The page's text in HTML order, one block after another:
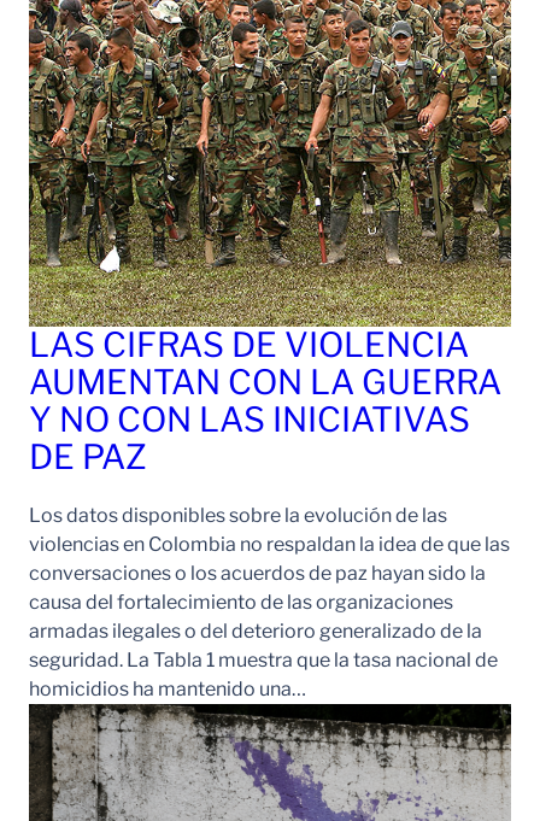
LAS CIFRAS DE VIOLENCIA
AUMENTAN CON LA GUERRA
Y NO CON LAS INICIATIVAS
DE PAZ
Los datos disponibles sobre la evolución de las
violencias en Colombia no respaldan la idea de que las
conversaciones o los acuerdos de paz hayan sido la
causa del fortalecimiento de las organizaciones
armadas ilegales o del deterioro generalizado de la
seguridad. La Tabla 1 muestra que la tasa nacional de
homicidios ha mantenido una…